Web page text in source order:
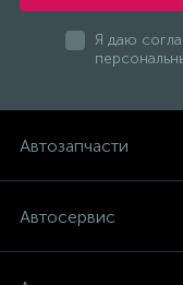
Я даю
Автозапчасти
Автосервис